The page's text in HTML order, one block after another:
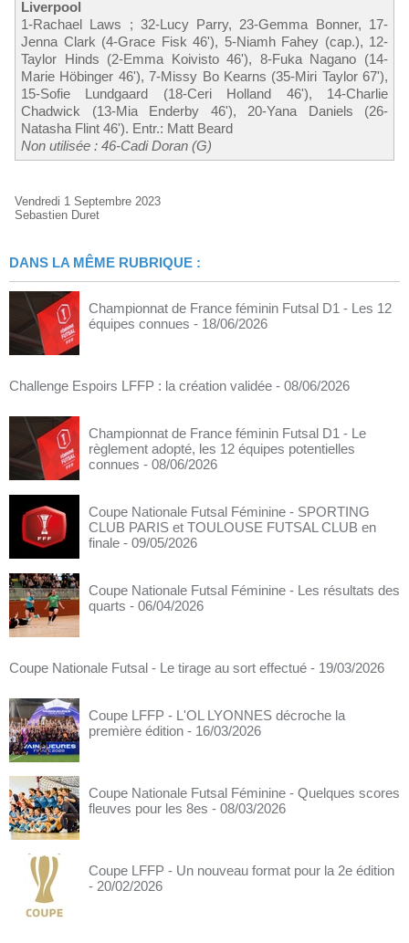
Liverpool
1-Rachael Laws ; 32-Lucy Parry, 23-Gemma Bonner, 17-
Jenna Clark (4-Grace Fisk 46'), 5-Niamh Fahey (cap.), 12-
Taylor Hinds (2-Emma Koivisto 46'), 8-Fuka Nagano (14-
Marie Höbinger 46'), 7-Missy Bo Kearns (35-Miri Taylor 67'),
15-Sofie Lundgaard (18-Ceri Holland 46'), 14-Charlie
Chadwick (13-Mia Enderby 46'), 20-Yana Daniels (26-
Natasha Flint 46'). Entr.: Matt Beard
Non utilisée : 46-Cadi Doran (G)
Vendredi 1 Septembre 2023
Sebastien Duret
DANS LA MÊME RUBRIQUE :
Championnat de France féminin Futsal D1 - Les 12
équipes connues - 18/06/2026
Challenge Espoirs LFFP : la création validée - 08/06/2026
Championnat de France féminin Futsal D1 - Le
règlement adopté, les 12 équipes potentielles
connues - 08/06/2026
Coupe Nationale Futsal Féminine - SPORTING
CLUB PARIS et TOULOUSE FUTSAL CLUB en
finale - 09/05/2026
Coupe Nationale Futsal Féminine - Les résultats des
quarts - 06/04/2026
Coupe Nationale Futsal - Le tirage au sort effectué - 19/03/2026
Coupe LFFP - L'OL LYONNES décroche la
première édition - 16/03/2026
Coupe Nationale Futsal Féminine - Quelques scores
fleuves pour les 8es - 08/03/2026
Coupe LFFP - Un nouveau format pour la 2e édition
- 20/02/2026